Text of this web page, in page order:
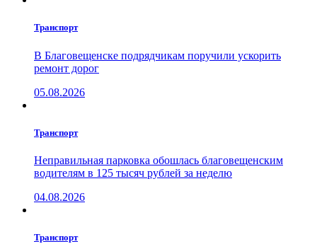
Транспорт
В Благовещенске подрядчикам поручили ускорить
ремонт дорог
05.08.2026
Транспорт
Неправильная парковка обошлась благовещенским
водителям в 125 тысяч рублей за неделю
04.08.2026
Транспорт